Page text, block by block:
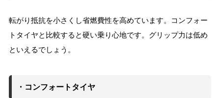
転がり抵抗を小さくし省燃費性を高めています。コンフォー
トタイヤと比較すると硬い乗り心地です。グリップ力は低め
といえるでしょう。
・コンフォートタイヤ